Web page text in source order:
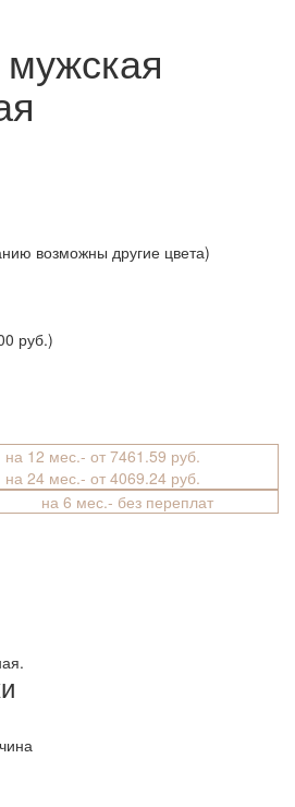
возможны другие цвета)
руб.)
на 12 мес.- от 7461.59 руб.
на 24 мес.- от 4069.24 руб.
на 6 мес.- без переплат